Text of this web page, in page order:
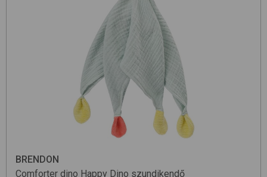
BRENDON
Comforter dino Happy Dino szundikendő